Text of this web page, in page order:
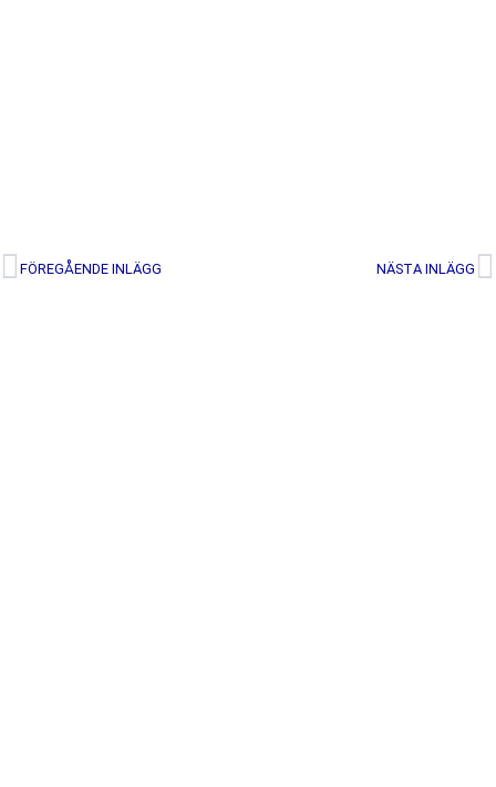
FÖREGÅENDE INLÄGG NÄSTA INLÄGG